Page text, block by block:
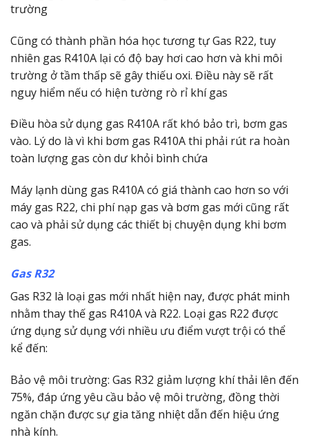
trường
Cũng có thành phần hóa học tương tự Gas R22, tuy
nhiên gas R410A lại có độ bay hơi cao hơn và khi môi
trường ở tầm thấp sẽ gây thiếu oxi. Điều này sẽ rất
nguy hiểm nếu có hiện tường rò rỉ khí gas
Điều hòa sử dụng gas R410A rất khó bảo trì, bơm gas
vào. Lý do là vì khi bơm gas R410A thi phải rút ra hoàn
toàn lượng gas còn dư khỏi bình chứa
Máy lạnh dùng gas R410A có giá thành cao hơn so với
máy gas R22, chi phí nạp gas và bơm gas mới cũng rất
cao và phải sử dụng các thiết bị chuyện dụng khi bơm
gas.
Gas R32
Gas R32 là loại gas mới nhất hiện nay, được phát minh
nhằm thay thế gas R410A và R22. Loại gas R22 được
ứng dụng sử dụng với nhiều ưu điểm vượt trội có thể
kể đến:
Bảo vệ môi trường: Gas R32 giảm lượng khí thải lên đến
75%, đáp ứng yêu cầu bảo vệ môi trường, đồng thời
ngăn chặn được sự gia tăng nhiệt dẫn đến hiệu ứng
nhà kính.